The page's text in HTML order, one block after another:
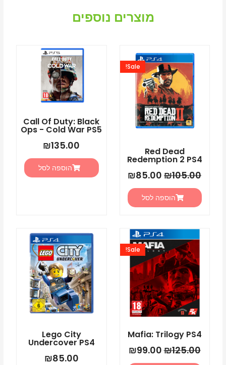
מוצרים נוספים
Red Dead
Redemption 2 PS4
Sale!
₪105.00
המחיר
המקורי
היה:
₪105.00.
₪85.00
הנוכחי
הוא:
הוספה לסל
Call Of Duty: Black
Ops - Cold War PS5
₪135.00
הוספה לסל
Mafia: Trilogy PS4
Sale!
₪125.00
המחיר
המקורי
היה:
₪125.00.
₪99.00
הנוכחי
הוא:
Lego City
Undercover PS4
₪85.00